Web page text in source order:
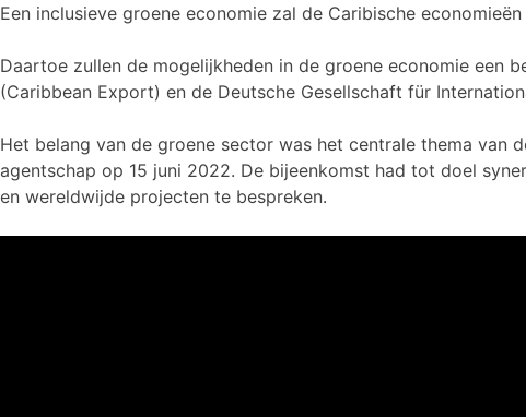
Een inclusieve groene economie zal de Caribische
Daartoe zullen de mogelijkheden in de groene economie een
(Caribbean Export) en de Deutsche Gesellschaft für
Het belang van de groene sector was het centrale thema van
agentschap op 15 juni 2022. De bijeenkomst had tot doel
en wereldwijde projecten te bespreken.